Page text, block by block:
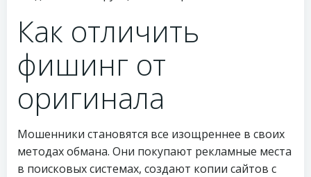
Как отличить
фишинг от
оригинала
Мошенники становятся все изощреннее в своих
методах обмана. Они покупают рекламные места
в поисковых системах, создают копии сайтов с